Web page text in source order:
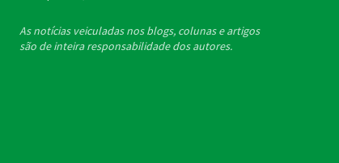
As notícias veiculadas nos blogs, colunas e artigos
são de inteira responsabilidade dos autores.